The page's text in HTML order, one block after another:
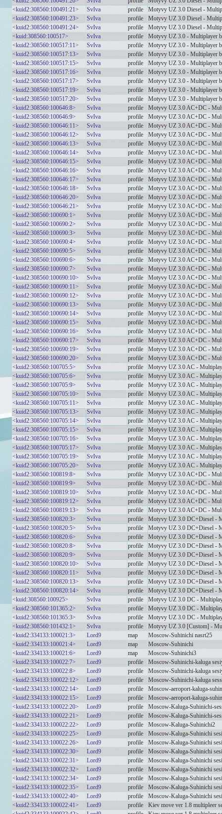
<kuid2:308560:100491:21>
SvIva profile
Motyvy UZ 3.0 Diesel -
<kuid2:308560:100491:23>
SvIva profile
Motyvy UZ 3.0 Diesel -
<kuid2:308560:100491:24>
SvIva profile
Motyvy UZ 3.0 Diesel -
<kuid:308560:100517>
SvIva profile
Motyvy UZ 3.0 - Multiplayer
<kuid2:308560:100517:11>
SvIva profile
Motyvy UZ 3.0 - Multiplayer
<kuid2:308560:100517:13>
SvIva profile
Motyvy UZ 3.0 - Multiplayer
<kuid2:308560:100517:15>
SvIva profile
Motyvy UZ 3.0 - Multiplayer
<kuid2:308560:100517:16>
SvIva profile
Motyvy UZ 3.0 - Multiplayer
<kuid2:308560:100517:17>
SvIva profile
Motyvy UZ 3.0 - Multiplayer
<kuid2:308560:100517:19>
SvIva profile
Motyvy UZ 3.0 - Multiplayer
<kuid2:308560:100517:20>
SvIva profile
Motyvy UZ 3.0 - Multiplayer
<kuid2:308560:100646:8>
SvIva profile
Motyvy UZ 3.0 AC+DC -
<kuid2:308560:100646:9>
SvIva profile
Motyvy UZ 3.0 AC+DC -
<kuid2:308560:100646:11>
SvIva profile
Motyvy UZ 3.0 AC+DC -
<kuid2:308560:100646:12>
SvIva profile
Motyvy UZ 3.0 AC+DC -
<kuid2:308560:100646:13>
SvIva profile
Motyvy UZ 3.0 AC+DC -
<kuid2:308560:100646:14>
SvIva profile
Motyvy UZ 3.0 AC+DC -
<kuid2:308560:100646:15>
SvIva profile
Motyvy UZ 3.0 AC+DC -
<kuid2:308560:100646:16>
SvIva profile
Motyvy UZ 3.0 AC+DC -
<kuid2:308560:100646:17>
SvIva profile
Motyvy UZ 3.0 AC+DC -
<kuid2:308560:100646:18>
SvIva profile
Motyvy UZ 3.0 AC+DC -
<kuid2:308560:100646:20>
SvIva profile
Motyvy UZ 3.0 AC+DC -
<kuid2:308560:100646:21>
SvIva profile
Motyvy UZ 3.0 AC+DC -
<kuid2:308560:100690:1>
SvIva profile
Motyvy UZ 3.0 AC+DC -
<kuid2:308560:100690:2>
SvIva profile
Motyvy UZ 3.0 AC+DC -
<kuid2:308560:100690:3>
SvIva profile
Motyvy UZ 3.0 AC+DC -
<kuid2:308560:100690:4>
SvIva profile
Motyvy UZ 3.0 AC+DC -
<kuid2:308560:100690:5>
SvIva profile
Motyvy UZ 3.0 AC+DC -
<kuid2:308560:100690:6>
SvIva profile
Motyvy UZ 3.0 AC+DC -
<kuid2:308560:100690:7>
SvIva profile
Motyvy UZ 3.0 AC+DC -
<kuid2:308560:100690:10>
SvIva profile
Motyvy UZ 3.0 AC+DC -
<kuid2:308560:100690:11>
SvIva profile
Motyvy UZ 3.0 AC+DC -
<kuid2:308560:100690:12>
SvIva profile
Motyvy UZ 3.0 AC+DC -
<kuid2:308560:100690:13>
SvIva profile
Motyvy UZ 3.0 AC+DC -
<kuid2:308560:100690:14>
SvIva profile
Motyvy UZ 3.0 AC+DC -
<kuid2:308560:100690:15>
SvIva profile
Motyvy UZ 3.0 AC+DC -
<kuid2:308560:100690:16>
SvIva profile
Motyvy UZ 3.0 AC+DC -
<kuid2:308560:100690:17>
SvIva profile
Motyvy UZ 3.0 AC+DC -
<kuid2:308560:100690:19>
SvIva profile
Motyvy UZ 3.0 AC+DC -
<kuid2:308560:100690:20>
SvIva profile
Motyvy UZ 3.0 AC+DC -
<kuid2:308560:100705:5>
SvIva profile
Motyvy UZ 3.0 AC -
<kuid2:308560:100705:6>
SvIva profile
Motyvy UZ 3.0 AC -
<kuid2:308560:100705:9>
SvIva profile
Motyvy UZ 3.0 AC -
<kuid2:308560:100705:10>
SvIva profile
Motyvy UZ 3.0 AC -
<kuid2:308560:100705:11>
SvIva profile
Motyvy UZ 3.0 AC -
<kuid2:308560:100705:13>
SvIva profile
Motyvy UZ 3.0 AC -
<kuid2:308560:100705:14>
SvIva profile
Motyvy UZ 3.0 AC -
<kuid2:308560:100705:15>
SvIva profile
Motyvy UZ 3.0 AC -
<kuid2:308560:100705:16>
SvIva profile
Motyvy UZ 3.0 AC -
<kuid2:308560:100705:17>
SvIva profile
Motyvy UZ 3.0 AC -
<kuid2:308560:100705:19>
SvIva profile
Motyvy UZ 3.0 AC -
<kuid2:308560:100705:20>
SvIva profile
Motyvy UZ 3.0 AC -
<kuid2:308560:100819:8>
SvIva profile
Motyvy UZ 3.0 AC+DC -
<kuid2:308560:100819:9>
SvIva profile
Motyvy UZ 3.0 AC+DC -
<kuid2:308560:100819:10>
SvIva profile
Motyvy UZ 3.0 AC+DC -
<kuid2:308560:100819:12>
SvIva profile
Motyvy UZ 3.0 AC+DC -
<kuid2:308560:100819:13>
SvIva profile
Motyvy UZ 3.0 AC+DC -
<kuid2:308560:100820:3>
SvIva profile
Motyvy UZ 3.0 DC+Diesel -
<kuid2:308560:100820:5>
SvIva profile
Motyvy UZ 3.0 DC+Diesel -
<kuid2:308560:100820:6>
SvIva profile
Motyvy UZ 3.0 DC+Diesel -
<kuid2:308560:100820:8>
SvIva profile
Motyvy UZ 3.0 DC+Diesel -
<kuid2:308560:100820:9>
SvIva profile
Motyvy UZ 3.0 DC+Diesel -
<kuid2:308560:100820:10>
SvIva profile
Motyvy UZ 3.0 DC+Diesel -
<kuid2:308560:100820:11>
SvIva profile
Motyvy UZ 3.0 DC+Diesel -
<kuid2:308560:100820:13>
SvIva profile
Motyvy UZ 3.0 DC+Diesel -
<kuid2:308560:100820:14>
SvIva profile
Motyvy UZ 3.0 DC+Diesel -
<kuid:308560:100925>
SvIva profile
Motyvy UZ 3.0 DC -
<kuid2:308560:101365:2>
SvIva profile
Motyvy UZ 3.0 DC -
<kuid2:308560:101365:3>
SvIva profile
Motyvy UZ 3.0 DC -
<kuid2:308560:101432:1>
SvIva profile
Motyvy UZ 3.0 [Custom] -
<kuid2:334133:100021:3>
Lord9 map
Moscow-Suhinichi nasrt25
<kuid2:334133:100021:4>
Lord9 map
Moscow-Suhinichi
<kuid2:334133:100021:6>
Lord9 map
Moscow-Suhinichi3
<kuid2:334133:100022:7>
Lord9 profile
Moscow-Suhinichi-kaluga
<kuid2:334133:100022:8>
Lord9 profile
Moscow-Suhinichi-kaluga
<kuid2:334133:100022:12>
Lord9 profile
Moscow-Suhinichi-kaluga
<kuid2:334133:100022:14>
Lord9 profile
Moscow-aeroport-kaluga-
<kuid2:334133:100022:15>
Lord9 profile
Moscow-aeroport-kaluga-
<kuid2:334133:100022:20>
Lord9 profile
Moscow-Kaluga-Suhinichi-
<kuid2:334133:100022:21>
Lord9 profile
Moscow-Kaluga-Suhinichi-
<kuid2:334133:100022:22>
Lord9 profile
Moscow-Kaluga-Suhinichi2
<kuid2:334133:100022:25>
Lord9 profile
Moscow-Kaluga-Suhinichi
<kuid2:334133:100022:26>
Lord9 profile
Moscow-Kaluga-Suhinichi
<kuid2:334133:100022:30>
Lord9 profile
Moscow-Kaluga-Suhinichi
<kuid2:334133:100022:31>
Lord9 profile
Moscow-Kaluga-Suhinichi
<kuid2:334133:100022:32>
Lord9 profile
Moscow-Kaluga-Suhinichi
<kuid2:334133:100022:34>
Lord9 profile
Moscow-Kaluga-Suhinichi
<kuid2:334133:100022:35>
Lord9 profile
Moscow-Kaluga-Suhinichi
<kuid2:334133:100022:40>
Lord9 profile
Moscow-Kaluga-Suhinichi
<kuid2:334133:100022:41>
Lord9 profile
Kiev move ver 1.8 multipleer